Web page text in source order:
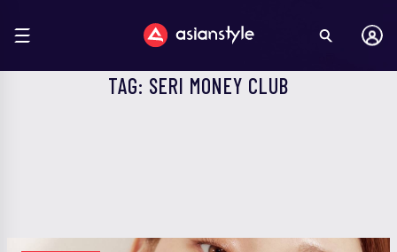
TAG: SERI MONEY CLUB